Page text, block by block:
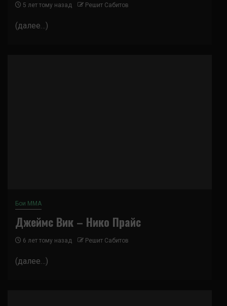
5 лет тому назад Решит Сабитов
(далее…)
Бои ММА
Джеймс Вик – Нико Прайс
6 лет тому назад Решит Сабитов
(далее…)